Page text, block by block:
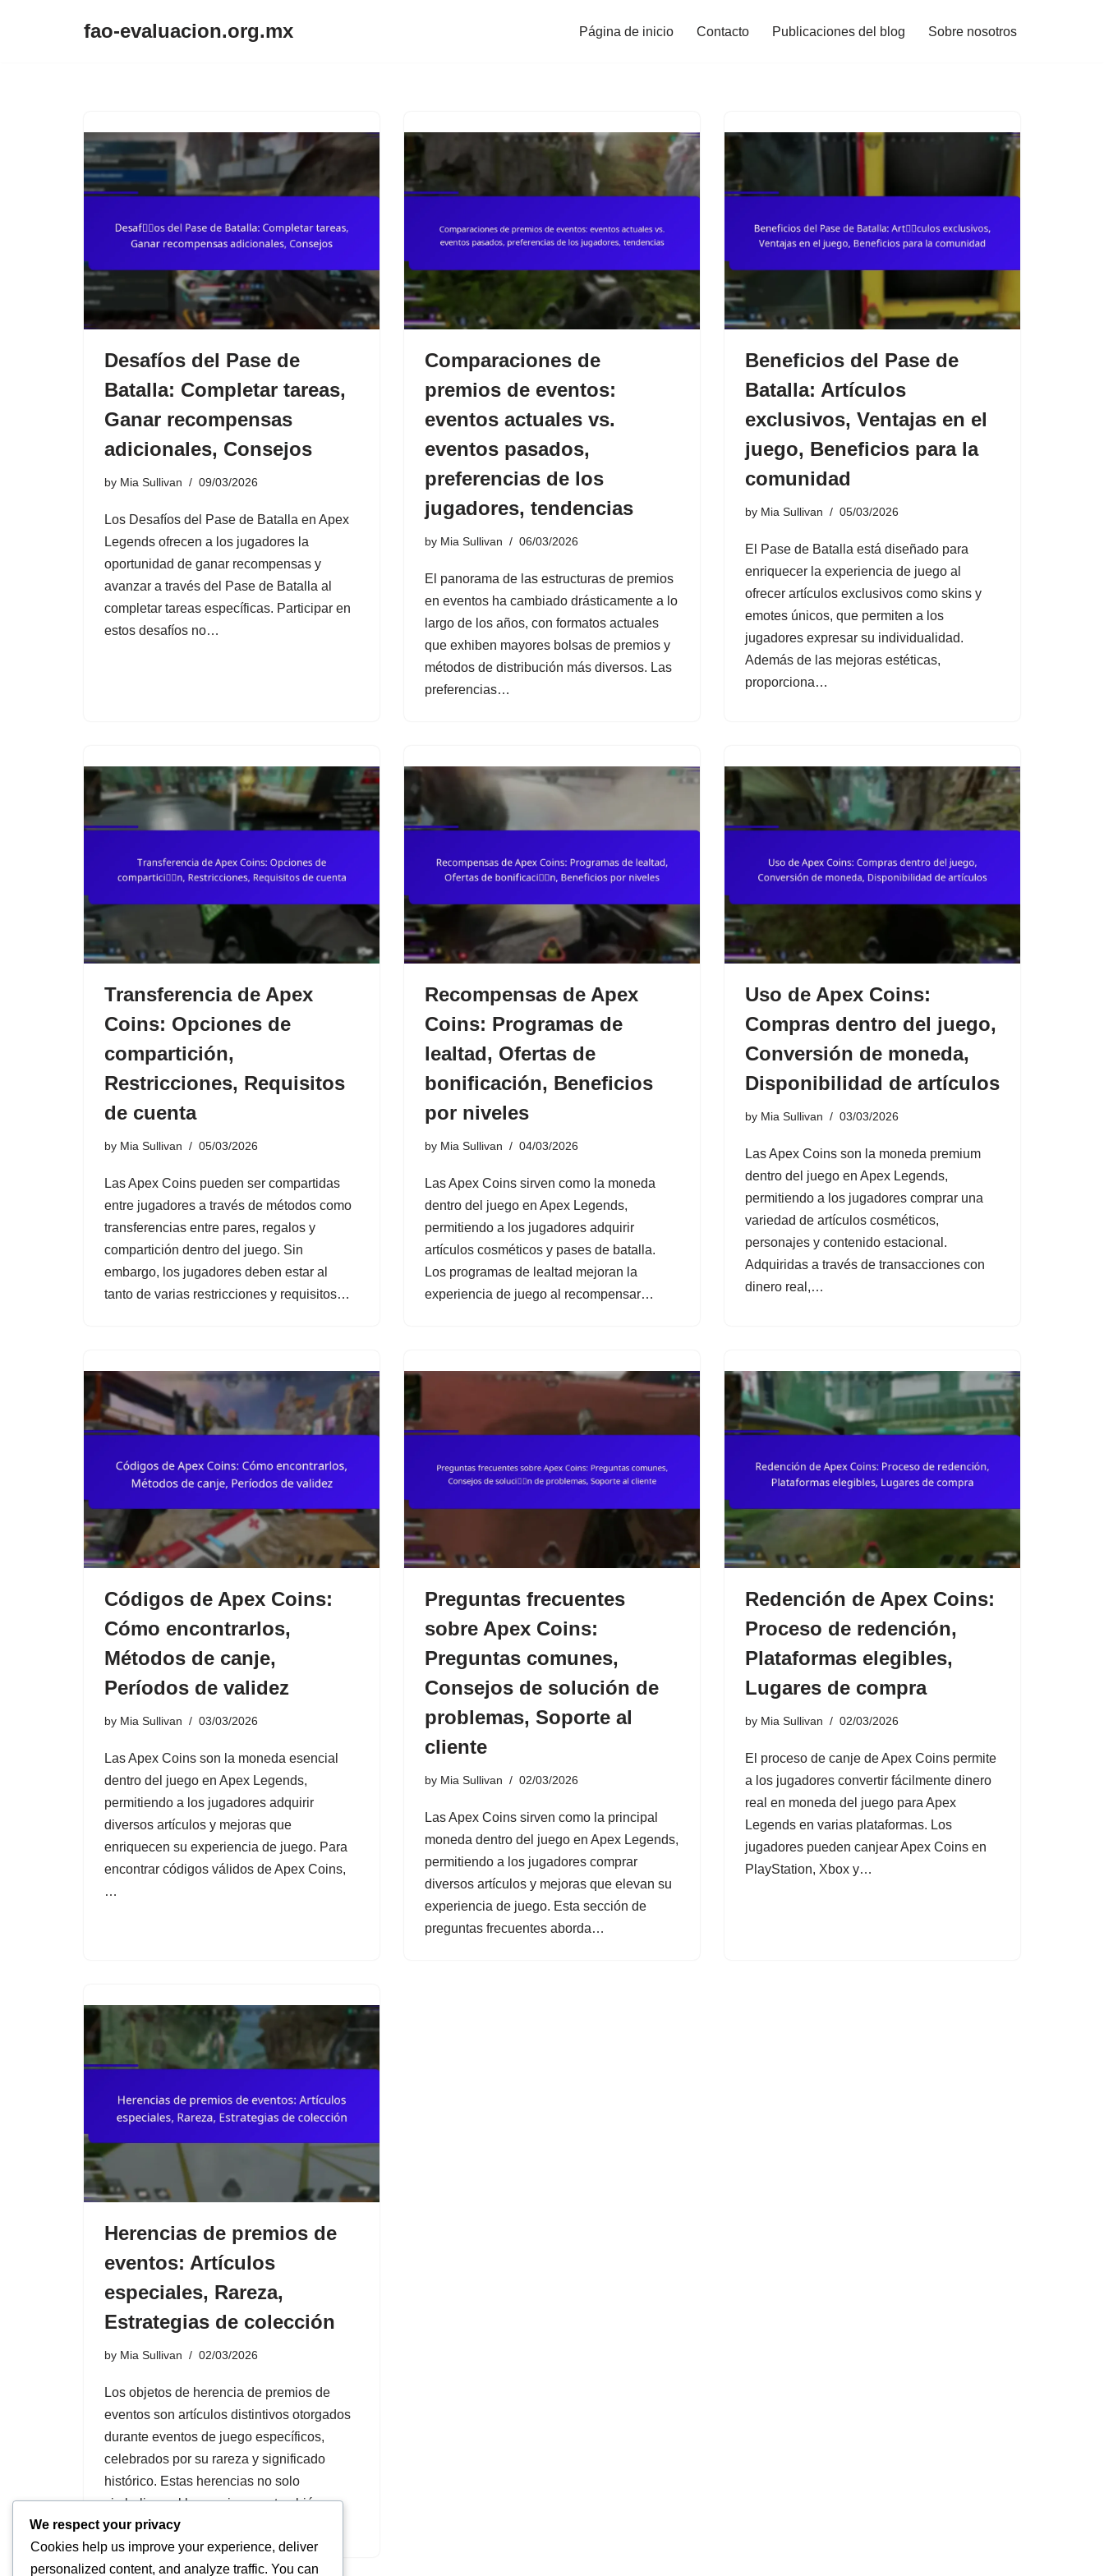
fao-evaluacion.org.mx Página de inicio Contacto Publicaciones del blog Sobre nosotros
Desafíos del Pase de
Batalla: Completar tareas,
Ganar recompensas
adicionales, Consejos
by Mia Sullivan 09/03/2026
Los Desafíos del Pase de Batalla en Apex
Legends ofrecen a los jugadores la
oportunidad de ganar recompensas y
avanzar a través del Pase de Batalla al
completar tareas específicas. Participar en
estos desafíos no…
Comparaciones de
premios de eventos:
eventos actuales vs.
eventos pasados,
preferencias de los
jugadores, tendencias
by Mia Sullivan 06/03/2026
El panorama de las estructuras de premios
en eventos ha cambiado drásticamente a lo
largo de los años, con formatos actuales
que exhiben mayores bolsas de premios y
métodos de distribución más diversos. Las
preferencias…
Beneficios del Pase de
Batalla: Artículos
exclusivos, Ventajas en el
juego, Beneficios para la
comunidad
by Mia Sullivan 05/03/2026
El Pase de Batalla está diseñado para
enriquecer la experiencia de juego al
ofrecer artículos exclusivos como skins y
emotes únicos, que permiten a los
jugadores expresar su individualidad.
Además de las mejoras estéticas,
proporciona…
Transferencia de Apex
Coins: Opciones de
compartición,
Restricciones, Requisitos
de cuenta
by Mia Sullivan 05/03/2026
Las Apex Coins pueden ser compartidas
entre jugadores a través de métodos como
transferencias entre pares, regalos y
compartición dentro del juego. Sin
embargo, los jugadores deben estar al
tanto de varias restricciones y requisitos…
Recompensas de Apex
Coins: Programas de
lealtad, Ofertas de
bonificación, Beneficios
por niveles
by Mia Sullivan 04/03/2026
Las Apex Coins sirven como la moneda
dentro del juego en Apex Legends,
permitiendo a los jugadores adquirir
artículos cosméticos y pases de batalla.
Los programas de lealtad mejoran la
experiencia de juego al recompensar…
Uso de Apex Coins:
Compras dentro del juego,
Conversión de moneda,
Disponibilidad de artículos
by Mia Sullivan 03/03/2026
Las Apex Coins son la moneda premium
dentro del juego en Apex Legends,
permitiendo a los jugadores comprar una
variedad de artículos cosméticos,
personajes y contenido estacional.
Adquiridas a través de transacciones con
dinero real,…
Códigos de Apex Coins:
Cómo encontrarlos,
Métodos de canje,
Períodos de validez
by Mia Sullivan 03/03/2026
Las Apex Coins son la moneda esencial
dentro del juego en Apex Legends,
permitiendo a los jugadores adquirir
diversos artículos y mejoras que
enriquecen su experiencia de juego. Para
encontrar códigos válidos de Apex Coins,
…
Preguntas frecuentes
sobre Apex Coins:
Preguntas comunes,
Consejos de solución de
problemas, Soporte al
cliente
by Mia Sullivan 02/03/2026
Las Apex Coins sirven como la principal
moneda dentro del juego en Apex Legends,
permitiendo a los jugadores comprar
diversos artículos y mejoras que elevan su
experiencia de juego. Esta sección de
preguntas frecuentes aborda…
Redención de Apex Coins:
Proceso de redención,
Plataformas elegibles,
Lugares de compra
by Mia Sullivan 02/03/2026
El proceso de canje de Apex Coins permite
a los jugadores convertir fácilmente dinero
real en moneda del juego para Apex
Legends en varias plataformas. Los
jugadores pueden canjear Apex Coins en
PlayStation, Xbox y…
Herencias de premios de
eventos: Artículos
especiales, Rareza,
Estrategias de colección
by Mia Sullivan 02/03/2026
Los objetos de herencia de premios de
eventos son artículos distintivos otorgados
durante eventos de juego específicos,
celebrados por su rareza y significado
histórico. Estas herencias no solo
simbolizan el logro, sino que también
mejoran…
We respect your privacy
Cookies help us improve your experience, deliver
personalized content, and analyze traffic. You can